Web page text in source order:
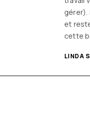
ou
on ne